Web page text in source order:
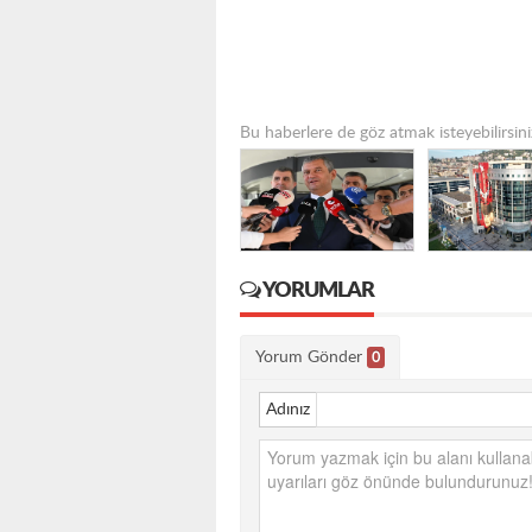
Bu haberlere de göz atmak
YORUMLAR
Yorum Gönder 0
Adınız